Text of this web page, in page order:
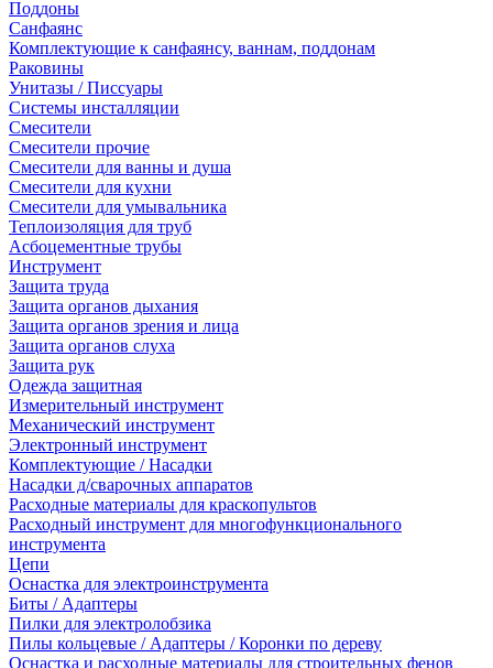
Поддоны
Санфаянс
Комплектующие к санфаянсу, ваннам, поддонам
Раковины
Унитазы / Писсуары
Системы инсталляции
Смесители
Смесители прочие
Смесители для ванны и душа
Смесители для кухни
Смесители для умывальника
Теплоизоляция для труб
Асбоцементные трубы
Инструмент
Защита труда
Защита органов дыхания
Защита органов зрения и лица
Защита органов слуха
Защита рук
Одежда защитная
Измерительный инструмент
Механический инструмент
Электронный инструмент
Комплектующие / Насадки
Насадки д/сварочных аппаратов
Расходные материалы для краскопультов
Расходный инструмент для многофункционального
инструмента
Цепи
Оснастка для электроинструмента
Биты / Адаптеры
Пилки для электролобзика
Пилы кольцевые / Адаптеры / Коронки по дереву
Оснастка и расходные материалы для строительных фенов